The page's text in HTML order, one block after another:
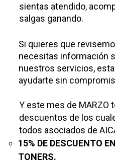
sientas atendido,
salgas ganando.
Si quieres que
necesitas información
nuestros servicios,
ayudarte sin
Y este mes de MARZO
descuentos de los
todos asociados de
15% DE DESCUENTO EN
TONERS.